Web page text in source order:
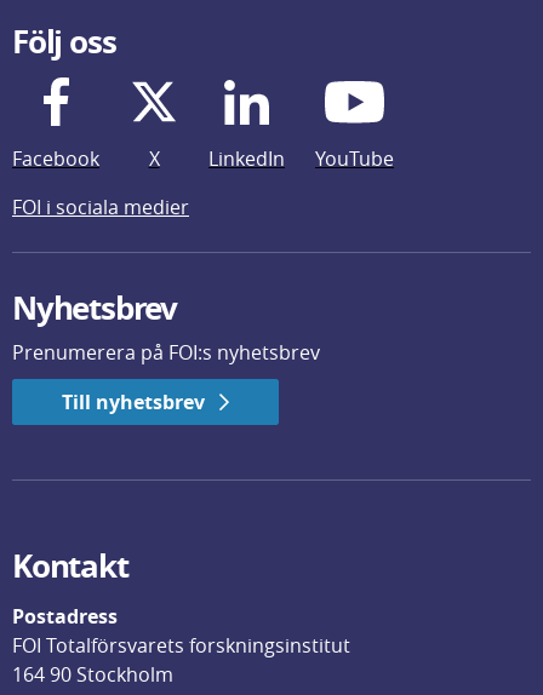
Följ oss
Facebook X LinkedIn
YouTube
FOI i sociala medier
Nyhetsbrev
Prenumerera på FOI:s nyhetsbrev
Till nyhetsbrev
Kontakt
Postadress
FOI Totalförsvarets forskningsinstitut
164 90 Stockholm